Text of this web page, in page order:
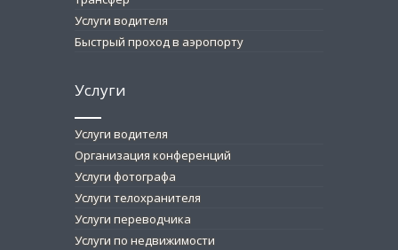
Услуги водителя
Быстрый проход в аэропорту
Услуги
Услуги водителя
Организация конференций
Услуги фотографа
Услуги телохранителя
Услуги переводчика
Услуги по недвижимости